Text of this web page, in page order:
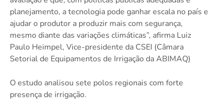
planejamento, a tecnologia pode ganhar escala no país e
ajudar o produtor a produzir mais com segurança,
mesmo diante das variações climáticas”, afirma Luiz
Paulo Heimpel, Vice-presidente da CSEI (Câmara
Setorial de Equipamentos de Irrigação da ABIMAQ)
O estudo analisou sete polos regionais com forte
presença de irrigação.